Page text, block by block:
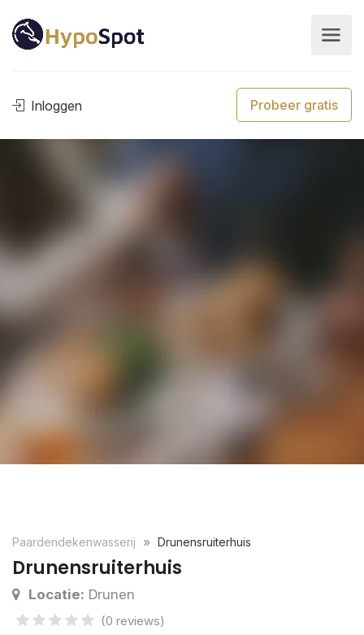
Inloggen Probeer gratis
Paardendekenwasserij Drunensruiterhuis
Drunensruiterhuis
Locatie: Drunen
(0 reviews)